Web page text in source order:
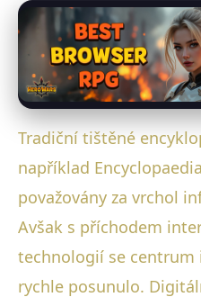
Tradiční tištěné
například
považovány za vrchol
Avšak s příchodem
technologií se
rychle posunulo.